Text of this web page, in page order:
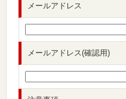
メールアドレス
メールアドレス(確認用)